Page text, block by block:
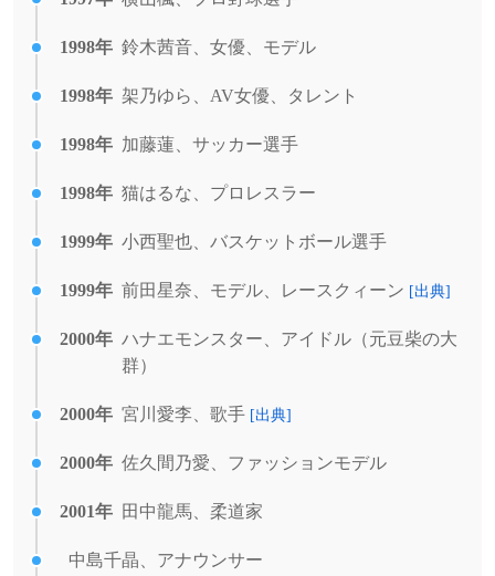
1998年 鈴木茜音、女優、モデル
1998年 架乃ゆら、AV女優、タレント
1998年 加藤蓮、サッカー選手
1998年 猫はるな、プロレスラー
1999年 小西聖也、バスケットボール選手
1999年 前田星奈、モデル、レースクィーン [出典]
2000年 ハナエモンスター、アイドル（元豆柴の大
群）
2000年 宮川愛李、歌手 [出典]
2000年 佐久間乃愛、ファッションモデル
2001年 田中龍馬、柔道家
中島千晶、アナウンサー